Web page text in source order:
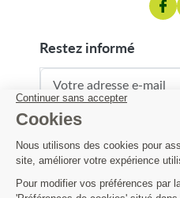
restez informé
contact@matijardin.fr
Matijardin